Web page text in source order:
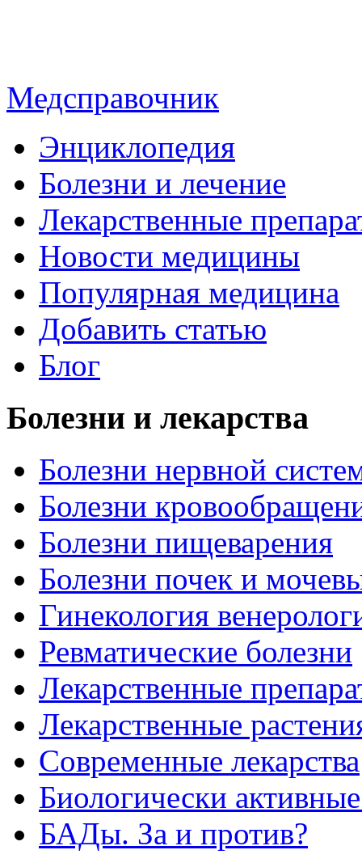
Медсправочник
Энциклопедия
Болезни и лечение
Лекарственные
Новости медицины
Популярная медицина
Добавить статью
Блог
Болезни и лекарства
Болезни нервной
Болезни
Болезни пищеварения
Болезни почек и
Гинекология
Ревматические болезни
Лекарственные
Лекарственные
Современные лекарства
Биологически
БАДы. За и против?